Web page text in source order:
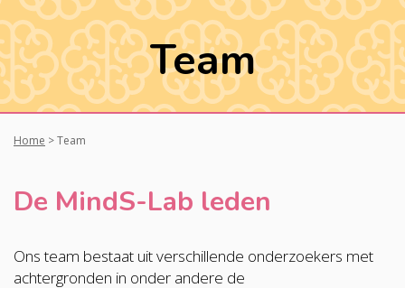
Team
Home >Team
De MindS-Lab leden
Ons team bestaat uit verschillende onderzoekers met
achtergronden in onder andere de